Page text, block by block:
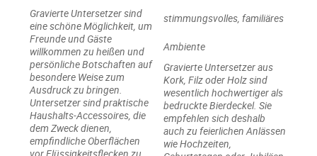
Gravierte Untersetzer sind
eine schöne Möglichkeit, um
Freunde und Gäste
willkommen zu heißen und
persönliche Botschaften auf
besondere Weise zum
Ausdruck zu bringen.
Untersetzer sind praktische
Haushalts-Accessoires, die
dem Zweck dienen,
empfindliche Oberflächen
stimmungsvolles, familiäres
Ambiente
Gravierte Untersetzer aus
Kork, Filz oder Holz sind
wesentlich hochwertiger als
bedruckte Bierdeckel. Sie
empfehlen sich deshalb
auch zu feierlichen Anlässen
wie Hochzeiten,